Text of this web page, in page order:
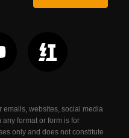
websites, social media
format or form is for
only and does not constitute